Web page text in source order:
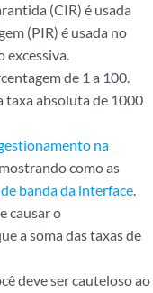
(CIR) é usada
(PIR) é usada no
excessiva.
de 1 a 100.
taxa absoluta de 1000
na
como as
banda da interface.
causar o
a soma das taxas de
deve ser cauteloso ao